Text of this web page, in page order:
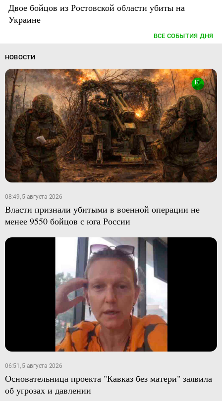
Двое бойцов из Ростовской области убиты на
Украине
ВСЕ СОБЫТИЯ ДНЯ
НОВОСТИ
08:49, 5 августа 2026
Власти признали убитыми в военной операции не
менее 9550 бойцов с юга России
06:51, 5 августа 2026
Основательница проекта "Кавказ без матери" заявила
об угрозах и давлении